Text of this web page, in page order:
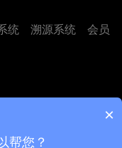
统 溯源系统
会员
×
帮您？